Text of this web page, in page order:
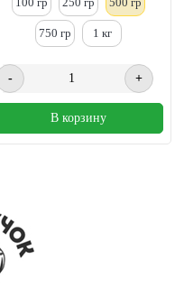
100 гр 250 гр 500 гр
750 гр 1 кг
- +
В корзину